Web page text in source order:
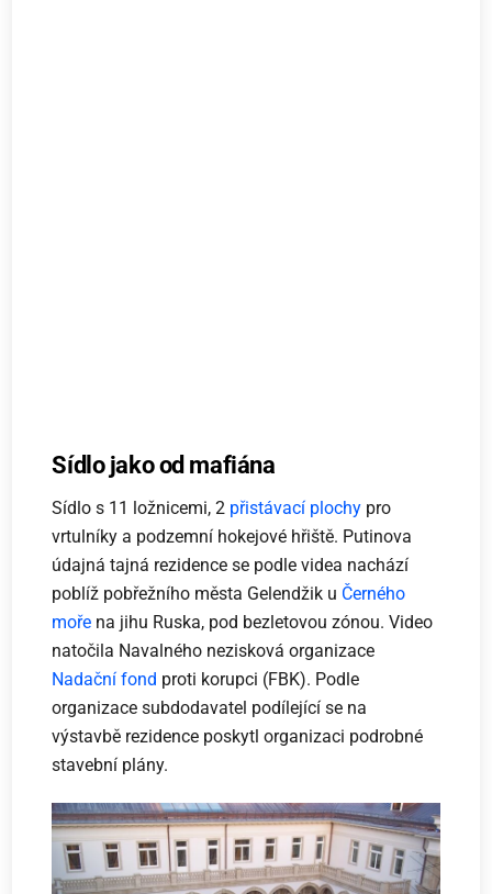
Sídlo jako od mafiána
Sídlo s 11 ložnicemi, 2 přistávací plochy pro
vrtulníky a podzemní hokejové hřiště. Putinova
údajná tajná rezidence se podle videa nachází
poblíž pobřežního města Gelendžik u Černého
moře na jihu Ruska, pod bezletovou zónou. Video
natočila Navalného nezisková organizace
Nadační fond proti korupci (FBK). Podle
organizace subdodavatel podílející se na
výstavbě rezidence poskytl organizaci podrobné
stavební plány.